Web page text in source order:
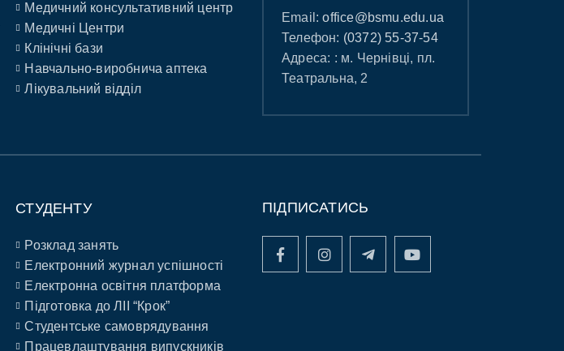
Медичний консультативний центр
Медичні Центри
Клінічні бази
Навчально-виробнича аптека
Лікувальний відділ
Email:office@bsmu.edu.ua
Телефон: (0372) 55-37-54
Адреса: : м. Чернівці, пл.
Театральна, 2
СТУДЕНТУ
Розклад занять
Електронний журнал успішності
Електронна освітня платформа
Підготовка до ЛІІ “Крок”
Студентське самоврядування
Працевлаштування випускників
ПІДПИСАТИСЬ